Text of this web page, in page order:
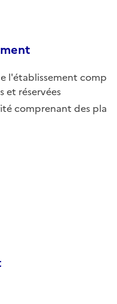
l'établissement comp
et réservées
comprenant des pla